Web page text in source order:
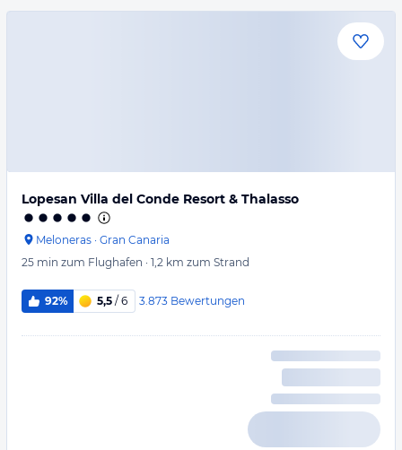
Lopesan Villa del Conde Resort & Thalasso
Meloneras · Gran Canaria
25 min zum Flughafen · 1,2 km zum Strand
92% 5,5 / 6 3.873 Bewertungen